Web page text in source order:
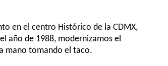
en el centro Histórico de la CDMX,
año de 1988, modernizamos el
mano tomando el taco.